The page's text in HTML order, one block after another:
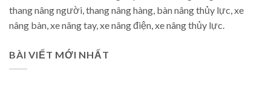
thang nâng người, thang nâng hàng, bàn nâng thủy lực, xe
nâng bàn, xe nâng tay, xe nâng điện, xe nâng thủy lực.
BÀI VIẾT MỚI NHẤT